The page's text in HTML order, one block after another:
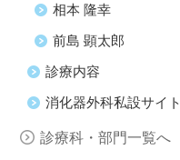
相本 隆幸
前島 顕太郎
診療内容
消化器外科私設サイト
診療科・部門一覧へ